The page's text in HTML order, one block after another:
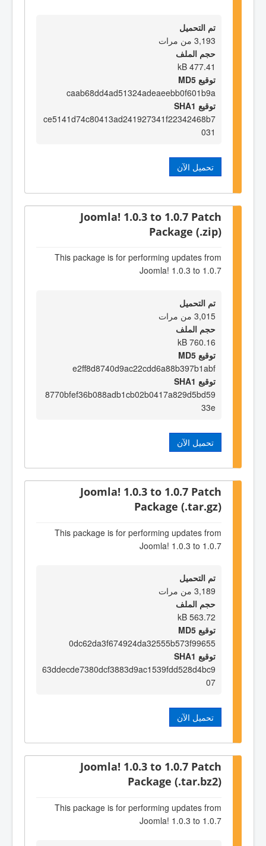
تم التحميل
3,193 من مرات
حجم الملف
477.41 kB
توقيع MD5
caab68dd4ad51324adeaeebb0f601b9a
توقيع SHA1
ce5141d74c80413ad241927341f22342468b7
031
تحميل الآن
Joomla! 1.0.3 to 1.0.7 Patch
Package (.zip)
This package is for performing updates from
Joomla! 1.0.3 to 1.0.7
تم التحميل
3,015 من مرات
حجم الملف
760.16 kB
توقيع MD5
e2ff8d8740d9ac22cdd6a88b397b1abf
توقيع SHA1
8770bfef36b088adb1cb02b0417a829d5bd59
33e
تحميل الآن
Joomla! 1.0.3 to 1.0.7 Patch
Package (.tar.gz)
This package is for performing updates from
Joomla! 1.0.3 to 1.0.7
تم التحميل
3,189 من مرات
حجم الملف
563.72 kB
توقيع MD5
0dc62da3f674924da32555b573f99655
توقيع SHA1
63ddecde7380dcf3883d9ac1539fdd528d4bc9
07
تحميل الآن
Joomla! 1.0.3 to 1.0.7 Patch
Package (.tar.bz2)
This package is for performing updates from
Joomla! 1.0.3 to 1.0.7